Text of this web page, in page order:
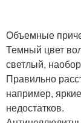
Объемные
Темный цвет
светлый,
Правильно
например,
недостатков.